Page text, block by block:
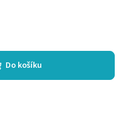
Do košíku